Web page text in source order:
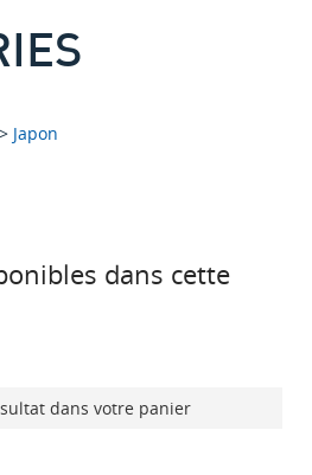
> Japon
dans cette
dans votre panier